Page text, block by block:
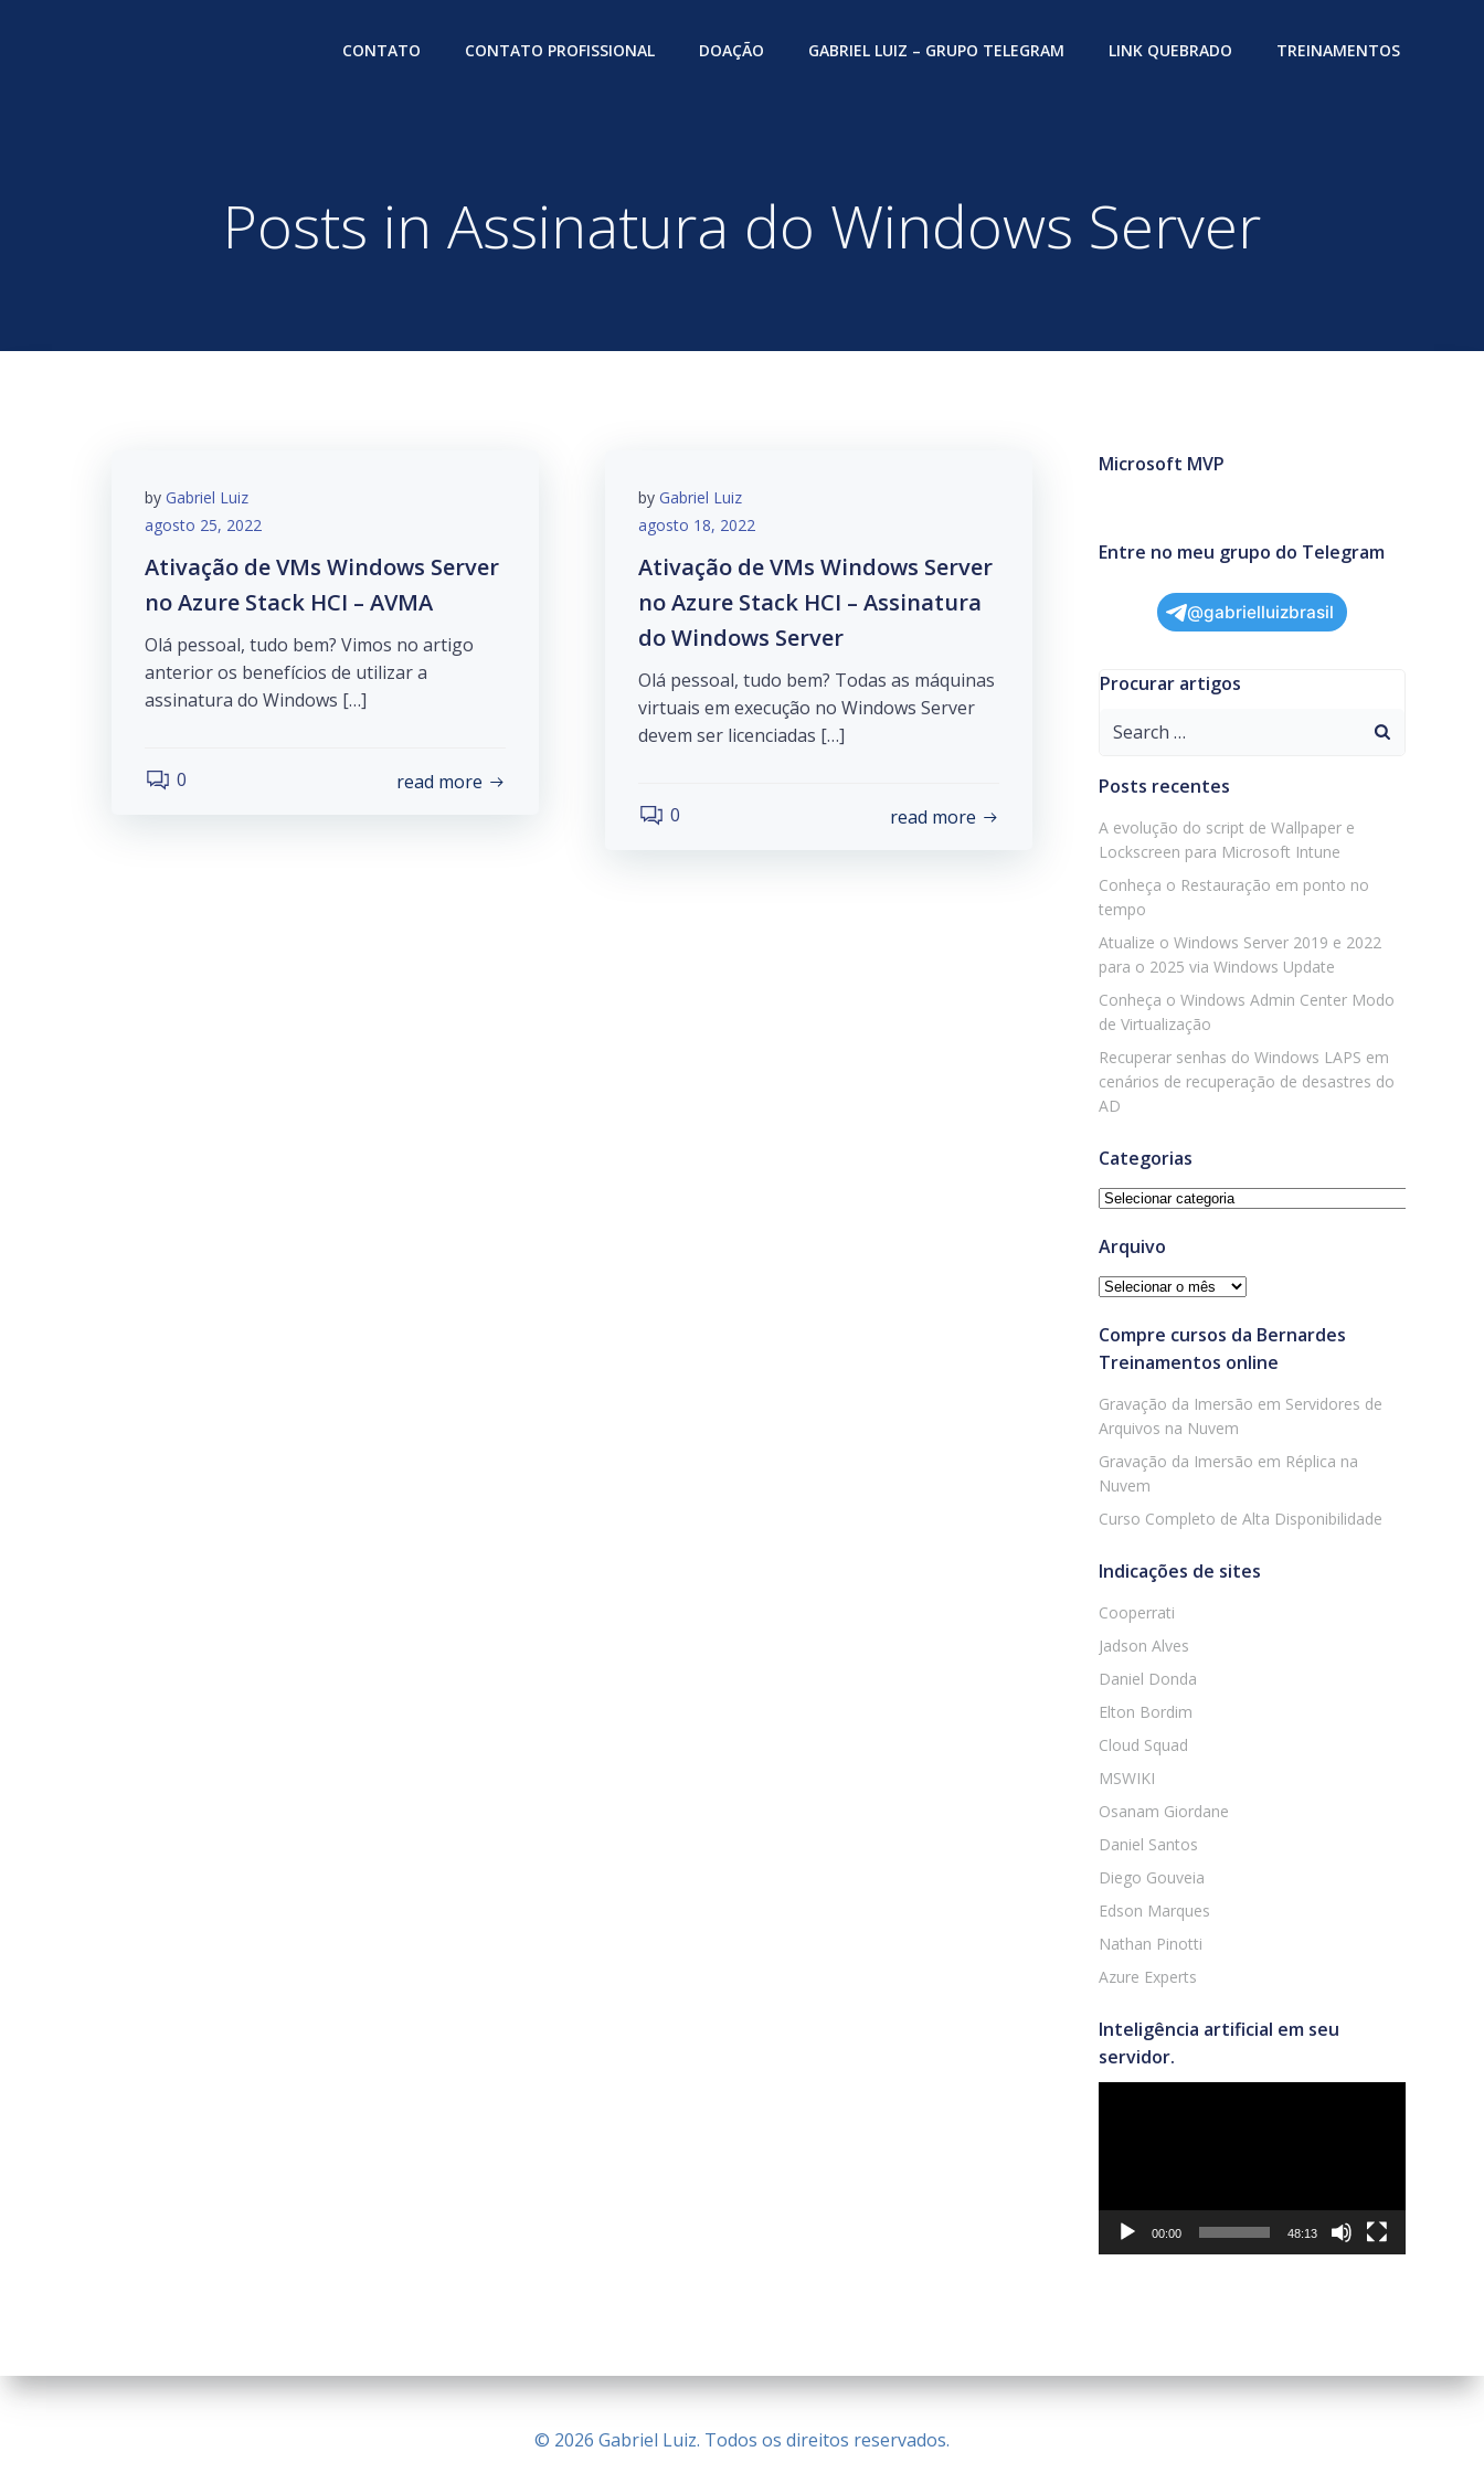
CONTATO CONTATO PROFISSIONAL DOAÇÃO GABRIEL LUIZ – GRUPO TELEGRAM LINK QUEBRADO TREINAMENTOS
Posts in Assinatura do Windows Server
by Gabriel Luiz
agosto 25, 2022
Ativação de VMs Windows Server
no Azure Stack HCI – AVMA
Olá pessoal, tudo bem? Vimos no artigo
anterior os benefícios de utilizar a
assinatura do Windows […]
0 read more
by Gabriel Luiz
agosto 18, 2022
Ativação de VMs Windows Server
no Azure Stack HCI – Assinatura
do Windows Server
Olá pessoal, tudo bem? Todas as máquinas
virtuais em execução no Windows Server
devem ser licenciadas […]
0 read more
Microsoft MVP
Entre no meu grupo do Telegram
@gabrielluizbrasil
Procurar artigos
Search
Posts recentes
A evolução do script de Wallpaper e
Lockscreen para Microsoft Intune
Conheça o Restauração em ponto no
tempo
Atualize o Windows Server 2019 e 2022
para o 2025 via Windows Update
Conheça o Windows Admin Center Modo
de Virtualização
Recuperar senhas do Windows LAPS em
cenários de recuperação de desastres do
AD
Categorias
Categorias
Arquivo
Arquivo
Compre cursos da Bernardes
Treinamentos online
Gravação da Imersão em Servidores de
Arquivos na Nuvem
Gravação da Imersão em Réplica na
Nuvem
Curso Completo de Alta Disponibilidade
Indicações de sites
Cooperrati
Jadson Alves
Daniel Donda
Elton Bordim
Cloud Squad
MSWIKI
Osanam Giordane
Daniel Santos
Diego Gouveia
Edson Marques
Nathan Pinotti
Azure Experts
Inteligência artificial em seu
servidor.
00:00 48:13
© 2026 Gabriel Luiz. Todos os direitos reservados.